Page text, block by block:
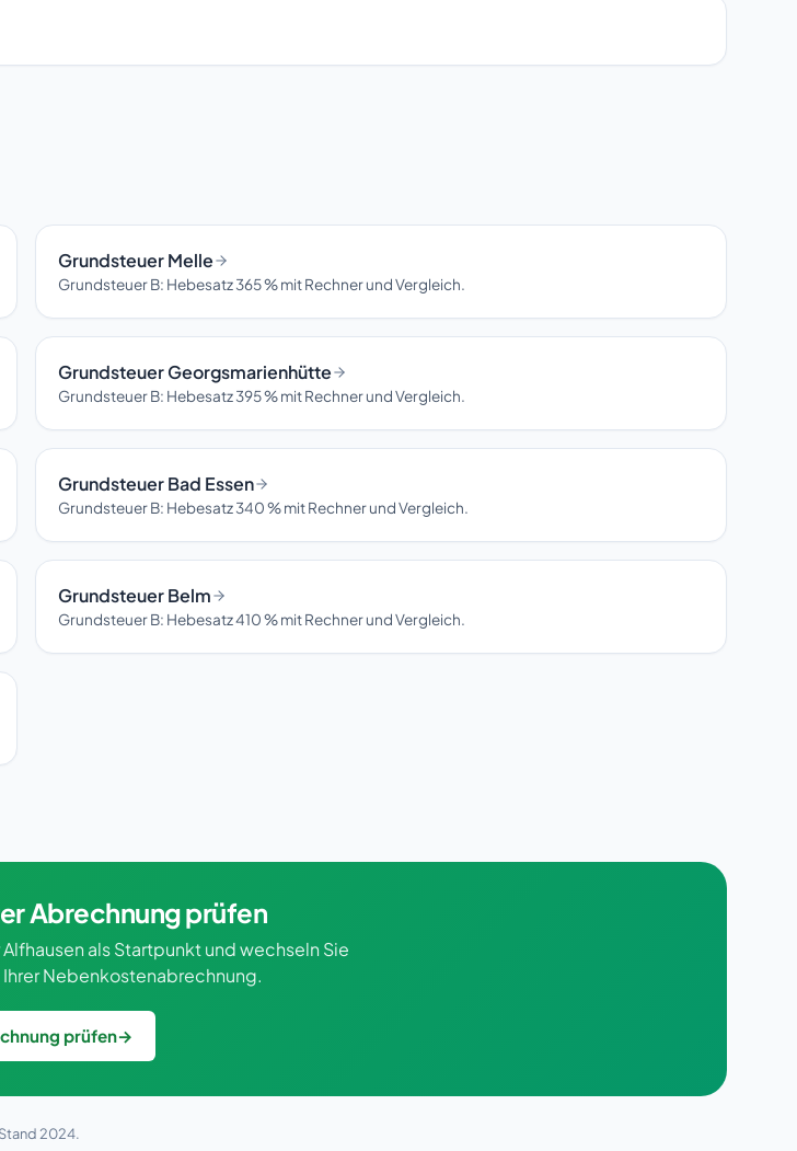
Grundsteuer Melle
Grundsteuer B: Hebesatz 365 % mit Rechner und Vergleich.
Grundsteuer Georgsmarienhütte
Grundsteuer B: Hebesatz 395 % mit Rechner und Vergleich.
Grundsteuer Bad Essen
Grundsteuer B: Hebesatz 340 % mit Rechner und Vergleich.
Grundsteuer Belm
Grundsteuer B: Hebesatz 410 % mit Rechner und Vergleich.
Abrechnung prüfen
als Startpunkt und wechseln Sie
Nebenkostenabrechnung.
prüfen→
2024.